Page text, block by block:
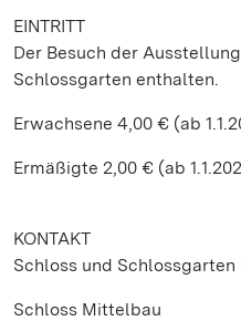
EINTRITT
Der Besuch der
Schlossgarten enthalten.
Erwachsene 4,00 € (ab
Ermäßigte 2,00 € (ab
KONTAKT
Schloss und
Schloss Mittelbau